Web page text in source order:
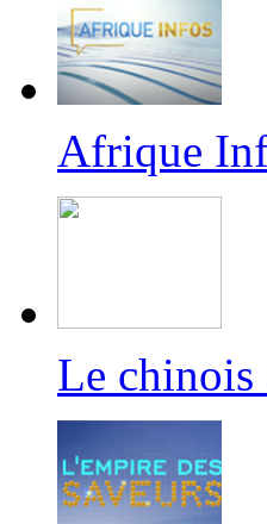
Afrique
Le